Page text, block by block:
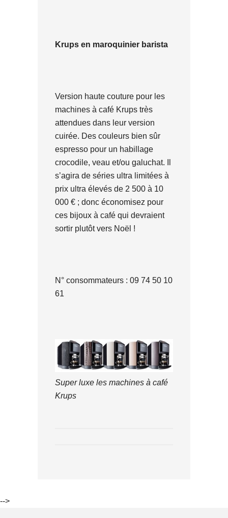
Krups en maroquinier barista
Version haute couture pour les
machines à café Krups très
attendues dans leur version
cuirée. Des couleurs bien sûr
espresso pour un habillage
crocodile, veau et/ou galuchat. Il
s’agira de séries ultra limitées à
prix ultra élevés de 2 500 à 10
000 € ; donc économisez pour
ces bijoux à café qui devraient
sortir plutôt vers Noël !
N° consommateurs : 09 74 50 10
61
Super luxe les machines à café
Krups
-->